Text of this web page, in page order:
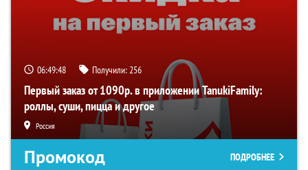
06:49:47 Получили:256
Первый заказ от 1090р. в приложении TanukiFamily:
роллы, суши, пицца и другое
Россия
Промокод ПОДРОБНЕЕ